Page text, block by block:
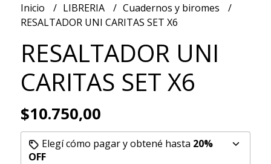
Inicio LIBRERIA
Cuadernos y biromes
RESALTADOR UNI CARITAS SET X6
RESALTADOR UNI
CARITAS SET X6
$10.750,00
Elegí cómo pagar y obtené hasta 20%
OFF